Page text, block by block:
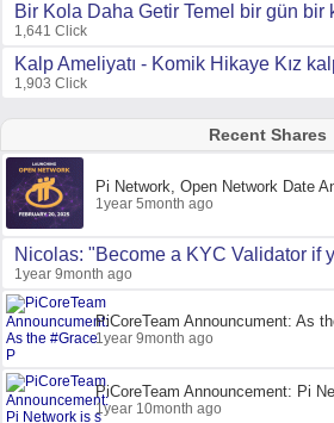
Bir Kola Daha Getir Temel bir gün bir
1,641 Click
Kalp Ameliyatı - Komik Hikaye Kız
1,903 Click
Recent Shares
Pi Network, Open Network Date
1year 5month ago
Nicolas: "Become a KYC Validator if
1year 9month ago
PiCoreTeam Announcument: As
1year 9month ago
PiCoreTeam Announcement: Pi
1year 10month ago